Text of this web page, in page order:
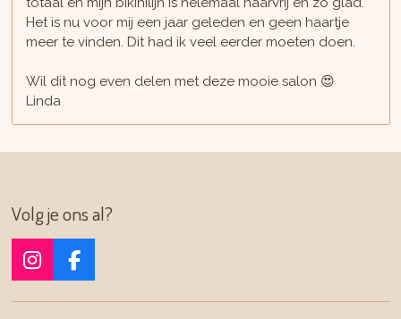
Het is nu voor mij een jaar geleden en geen haartje
meer te vinden. Dit had ik veel eerder moeten doen.
Wil dit nog even delen met deze mooie salon 😍
Linda
Volg je ons al?
I
s
F
c